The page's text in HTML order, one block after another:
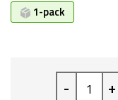
1-pack
- +